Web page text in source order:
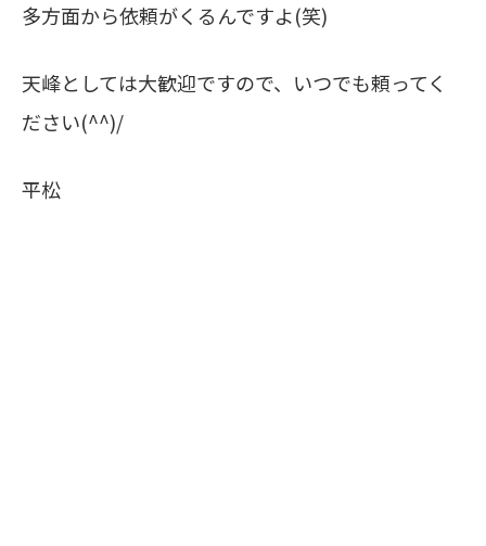
多方面から依頼がくるんですよ(笑)
天峰としては大歓迎ですので、いつでも頼ってく
ださい(^^)/
平松